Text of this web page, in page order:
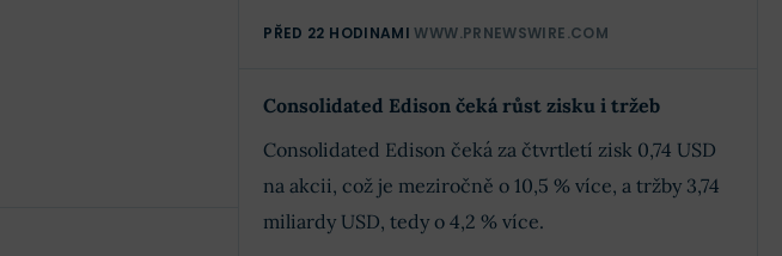
PŘED 22 HODINAMI WWW.PRNEWSWIRE.COM
Consolidated Edison čeká růst zisku i tržeb
Consolidated Edison čeká za čtvrtletí zisk 0,74 USD
na akcii, což je meziročně o 10,5 % více, a tržby 3,74
miliardy USD, tedy o 4,2 % více.